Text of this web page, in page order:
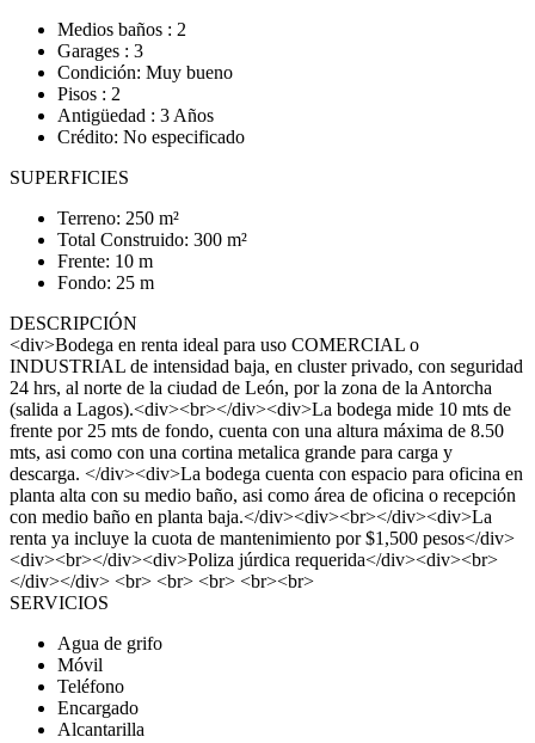
Medios baños : 2
Garages : 3
Condición: Muy bueno
Pisos : 2
Antigüedad : 3 Años
Crédito: No especificado
SUPERFICIES
Terreno: 250 m²
Total Construido: 300 m²
Frente: 10 m
Fondo: 25 m
DESCRIPCIÓN
<div>Bodega en renta ideal para uso COMERCIAL o
INDUSTRIAL de intensidad baja, en cluster privado, con seguridad
24 hrs, al norte de la ciudad de León, por la zona de la Antorcha
(salida a Lagos).<div><br></div><div>La bodega mide 10 mts de
frente por 25 mts de fondo, cuenta con una altura máxima de 8.50
mts, asi como con una cortina metalica grande para carga y
descarga. </div><div>La bodega cuenta con espacio para oficina en
planta alta con su medio baño, asi como área de oficina o recepción
con medio baño en planta baja.</div><div><br></div><div>La
renta ya incluye la cuota de mantenimiento por $1,500 pesos</div>
<div><br></div><div>Poliza júrdica requerida</div><div><br>
</div></div> <br> <br> <br> <br><br>
SERVICIOS
Agua de grifo
Móvil
Teléfono
Encargado
Alcantarilla